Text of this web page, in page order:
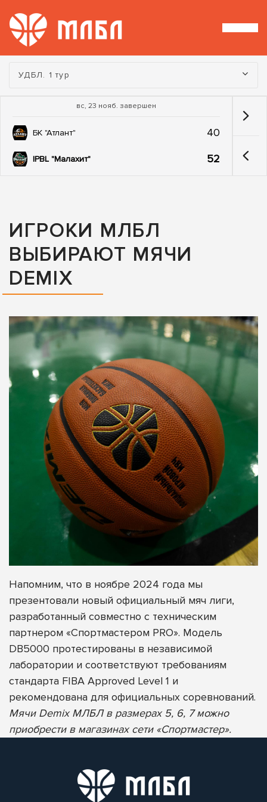
Турнир:
УДБЛ. 1 тур
вс, 23 нояб. завершен
БК "Атлант" 40
IPBL "Малахит" 52
ИГРОКИ МЛБЛ
ВЫБИРАЮТ МЯЧИ
DEMIX
Напомним, что в ноябре 2024 года мы
презентовали новый официальный мяч лиги,
разработанный совместно с техническим
партнером «Спортмастером PRO». Модель
DB5000 протестированы в независимой
лаборатории и соответствуют требованиям
стандарта FIBA Approved Level 1 и
рекомендована для официальных соревнований.
Мячи Demix МЛБЛ в размерах 5, 6, 7 можно
приобрести в магазинах сети «Спортмастер».